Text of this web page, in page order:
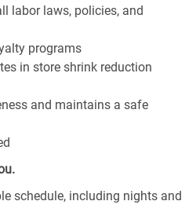
labor laws, policies, and
programs
in store shrink reduction
and maintains a safe
schedule, including nights and